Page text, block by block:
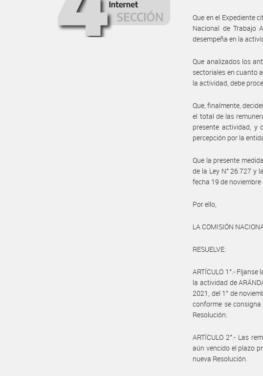
Que en el Expediente
Nacional de Trabajo
desempeña en la
Que analizados los
sectoriales en cuanto
la actividad, debe
Que, finalmente,
el total de las
presente actividad, y
percepción por la
Que la presente
de la Ley N° 26.727 y
fecha 19 de noviembre
Por ello,
LA COMISIÓN
RESUELVE:
ARTÍCULO 1°.-
la actividad de
2021, del 1° de
conforme se
Resolución.
ARTÍCULO 2°.- Las
aún vencido el plazo
nueva Resolución.